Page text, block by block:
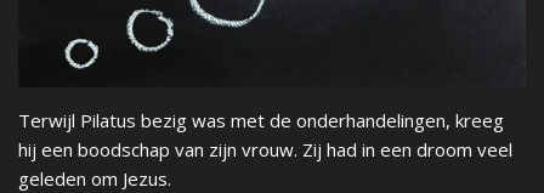
Terwijl Pilatus bezig was met de onderhandelingen, kreeg
hij een boodschap van zijn vrouw. Zij had in een droom veel
geleden om Jezus.